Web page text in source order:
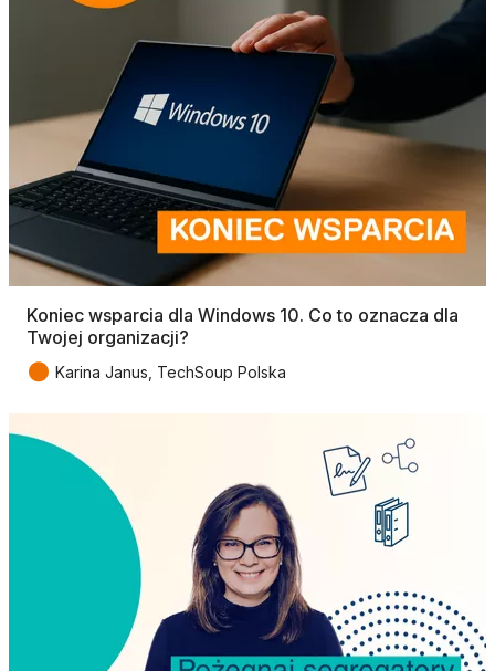
Koniec wsparcia dla Windows 10. Co to oznacza dla
Twojej organizacji?
● Karina Janus, TechSoup Polska